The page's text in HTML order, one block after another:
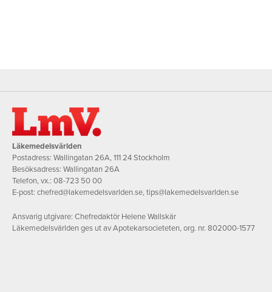
Läkemedelsvärlden
Postadress: Wallingatan 26A, 111 24 Stockholm
Besöksadress: Wallingatan 26A
Telefon, vx.: 08-723 50 00
E-post: chefred@lakemedelsvarlden.se,tips@lakemedelsvarlden.se
Ansvarig utgivare: Chefredaktör Helene Wallskär
Läkemedelsvärlden ges ut av Apotekarsocieteten, org. nr. 802000-1577